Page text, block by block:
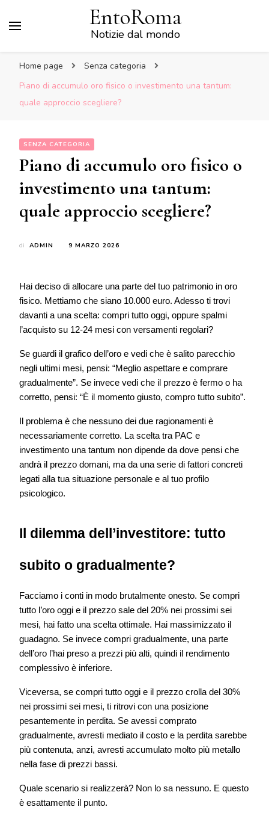
EntoRoma
Notizie dal mondo
Home page
Senza categoria
Piano di accumulo oro fisico o investimento una tantum:
quale approccio scegliere?
SENZA CATEGORIA
Piano di accumulo oro fisico o
investimento una tantum:
quale approccio scegliere?
di ADMIN 9 MARZO 2026
Hai deciso di allocare una parte del tuo patrimonio in oro
fisico. Mettiamo che siano 10.000 euro. Adesso ti trovi
davanti a una scelta: compri tutto oggi, oppure spalmi
l’acquisto su 12-24 mesi con versamenti regolari?
Se guardi il grafico dell’oro e vedi che è salito parecchio
negli ultimi mesi, pensi: “Meglio aspettare e comprare
gradualmente”. Se invece vedi che il prezzo è fermo o ha
corretto, pensi: “È il momento giusto, compro tutto subito”.
Il problema è che nessuno dei due ragionamenti è
necessariamente corretto. La scelta tra PAC e
investimento una tantum non dipende da dove pensi che
andrà il prezzo domani, ma da una serie di fattori concreti
legati alla tua situazione personale e al tuo profilo
psicologico.
Il dilemma dell’investitore: tutto
subito o gradualmente?
Facciamo i conti in modo brutalmente onesto. Se compri
tutto l’oro oggi e il prezzo sale del 20% nei prossimi sei
mesi, hai fatto una scelta ottimale. Hai massimizzato il
guadagno. Se invece compri gradualmente, una parte
dell’oro l’hai preso a prezzi più alti, quindi il rendimento
complessivo è inferiore.
Viceversa, se compri tutto oggi e il prezzo crolla del 30%
nei prossimi sei mesi, ti ritrovi con una posizione
pesantemente in perdita. Se avessi comprato
gradualmente, avresti mediato il costo e la perdita sarebbe
più contenuta, anzi, avresti accumulato molto più metallo
nella fase di prezzi bassi.
Quale scenario si realizzerà? Non lo sa nessuno. E questo
è esattamente il punto.